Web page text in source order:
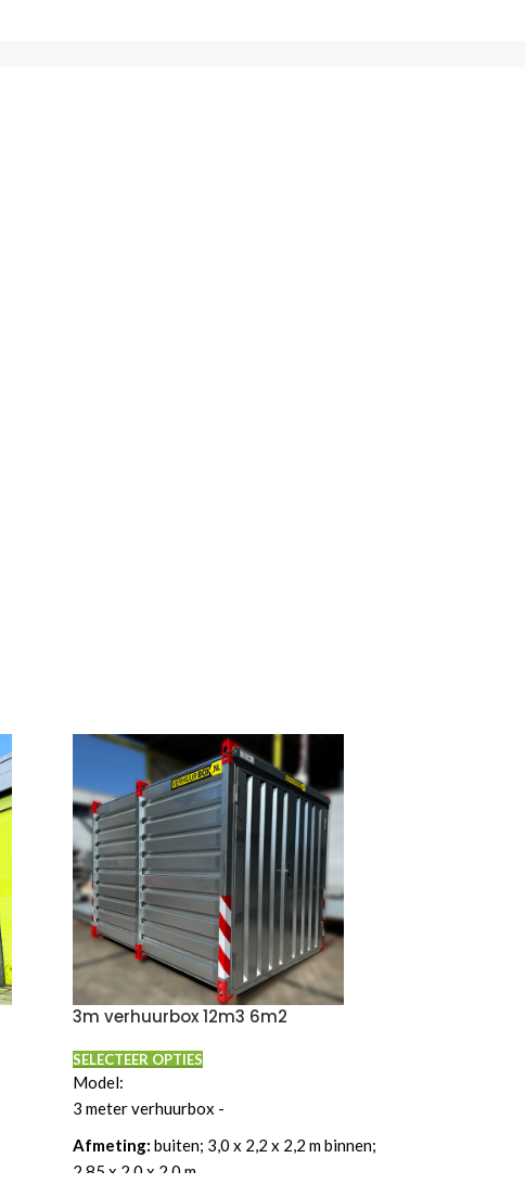
3m verhuurbox 12m3 6m2
SELECTEER OPTIES
Model:
3 meter verhuurbox -
Afmeting: buiten; 3,0 x 2,2 x 2,2 m binnen;
2,85 x 2,0 x 2,0 m